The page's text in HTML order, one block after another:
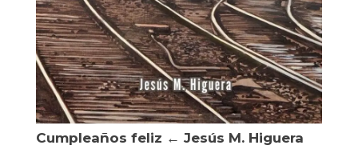
Cumpleaños feliz ← Jesús M. Higuera